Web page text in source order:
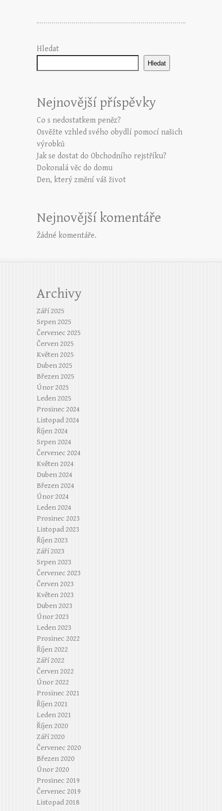
Hledat
Hledat
Nejnovější příspěvky
Co s nedostatkem peněz?
Osvěžte vzhled svého obydlí pomocí našich
výrobků
Jak se dostat do Obchodního rejstříku?
Dokonalá věc do domu
Den, který změní váš život
Nejnovější komentáře
Žádné komentáře.
Archivy
Září 2025
Srpen 2025
Červenec 2025
Červen 2025
Květen 2025
Duben 2025
Březen 2025
Únor 2025
Leden 2025
Prosinec 2024
Listopad 2024
Říjen 2024
Srpen 2024
Červenec 2024
Květen 2024
Duben 2024
Březen 2024
Únor 2024
Leden 2024
Prosinec 2023
Listopad 2023
Říjen 2023
Září 2023
Srpen 2023
Červenec 2023
Červen 2023
Květen 2023
Duben 2023
Únor 2023
Leden 2023
Prosinec 2022
Říjen 2022
Září 2022
Červen 2022
Únor 2022
Prosinec 2021
Říjen 2021
Leden 2021
Říjen 2020
Září 2020
Červenec 2020
Březen 2020
Únor 2020
Prosinec 2019
Červenec 2019
Listopad 2018